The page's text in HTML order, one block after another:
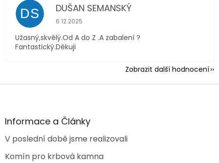
DS DUŠAN SEMANSKÝ
Hodnocení obchodu je 5 z 5 hvězdiček.
6.12.2025
Užasný,skvělý.Od A do Z .A zabalení ?
Fantastický.Děkuji
Zobrazit další hodnocení
Z
aInformace a Články
V poslední době jsme realizovali
Komín pro krbová kamna